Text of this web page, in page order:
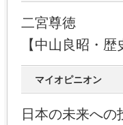
二宮尊徳
【中山良昭・歴
マイオピニオン
日本の未来へ